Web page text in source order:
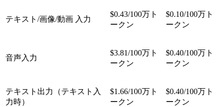
テキスト/画像/動画 入力
$0.43/100万ト
ークン
$0.10/100万ト
ークン
音声入力
$3.81/100万ト
ークン
$0.40/100万ト
ークン
テキスト出力（テキスト入
力時）
$1.66/100万ト
ークン
$0.40/100万ト
ークン